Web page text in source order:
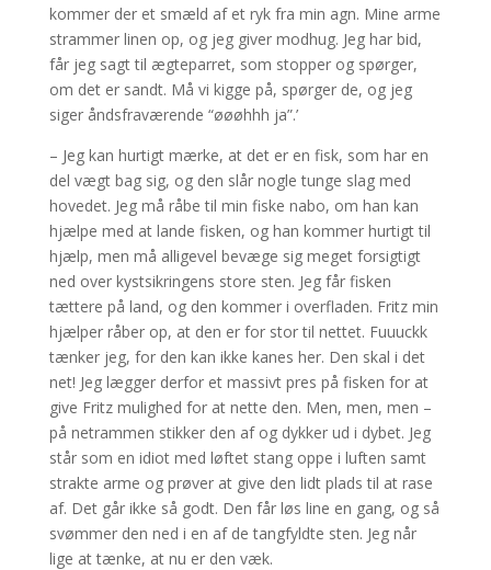
kommer der et smæld af et ryk fra min agn. Mine arme
strammer linen op, og jeg giver modhug. Jeg har bid,
får jeg sagt til ægteparret, som stopper og spørger,
om det er sandt. Må vi kigge på, spørger de, og jeg
siger åndsfraværende “øøøhhh ja”.’
– Jeg kan hurtigt mærke, at det er en fisk, som har en
del vægt bag sig, og den slår nogle tunge slag med
hovedet. Jeg må råbe til min fiske nabo, om han kan
hjælpe med at lande fisken, og han kommer hurtigt til
hjælp, men må alligevel bevæge sig meget forsigtigt
ned over kystsikringens store sten. Jeg får fisken
tættere på land, og den kommer i overfladen. Fritz min
hjælper råber op, at den er for stor til nettet. Fuuuckk
tænker jeg, for den kan ikke kanes her. Den skal i det
net! Jeg lægger derfor et massivt pres på fisken for at
give Fritz mulighed for at nette den. Men, men, men –
på netrammen stikker den af og dykker ud i dybet. Jeg
står som en idiot med løftet stang oppe i luften samt
strakte arme og prøver at give den lidt plads til at rase
af. Det går ikke så godt. Den får løs line en gang, og så
svømmer den ned i en af de tangfyldte sten. Jeg når
lige at tænke, at nu er den væk.